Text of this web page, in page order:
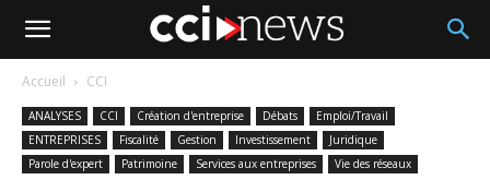
Accueil CCI
ANALYSES CCI Création d'entreprise Débats
Emploi/Travail
ENTREPRISES
Fiscalité Gestion Investissement
Juridique
Parole d'expert
Patrimoine Services aux entreprises Vie des réseaux